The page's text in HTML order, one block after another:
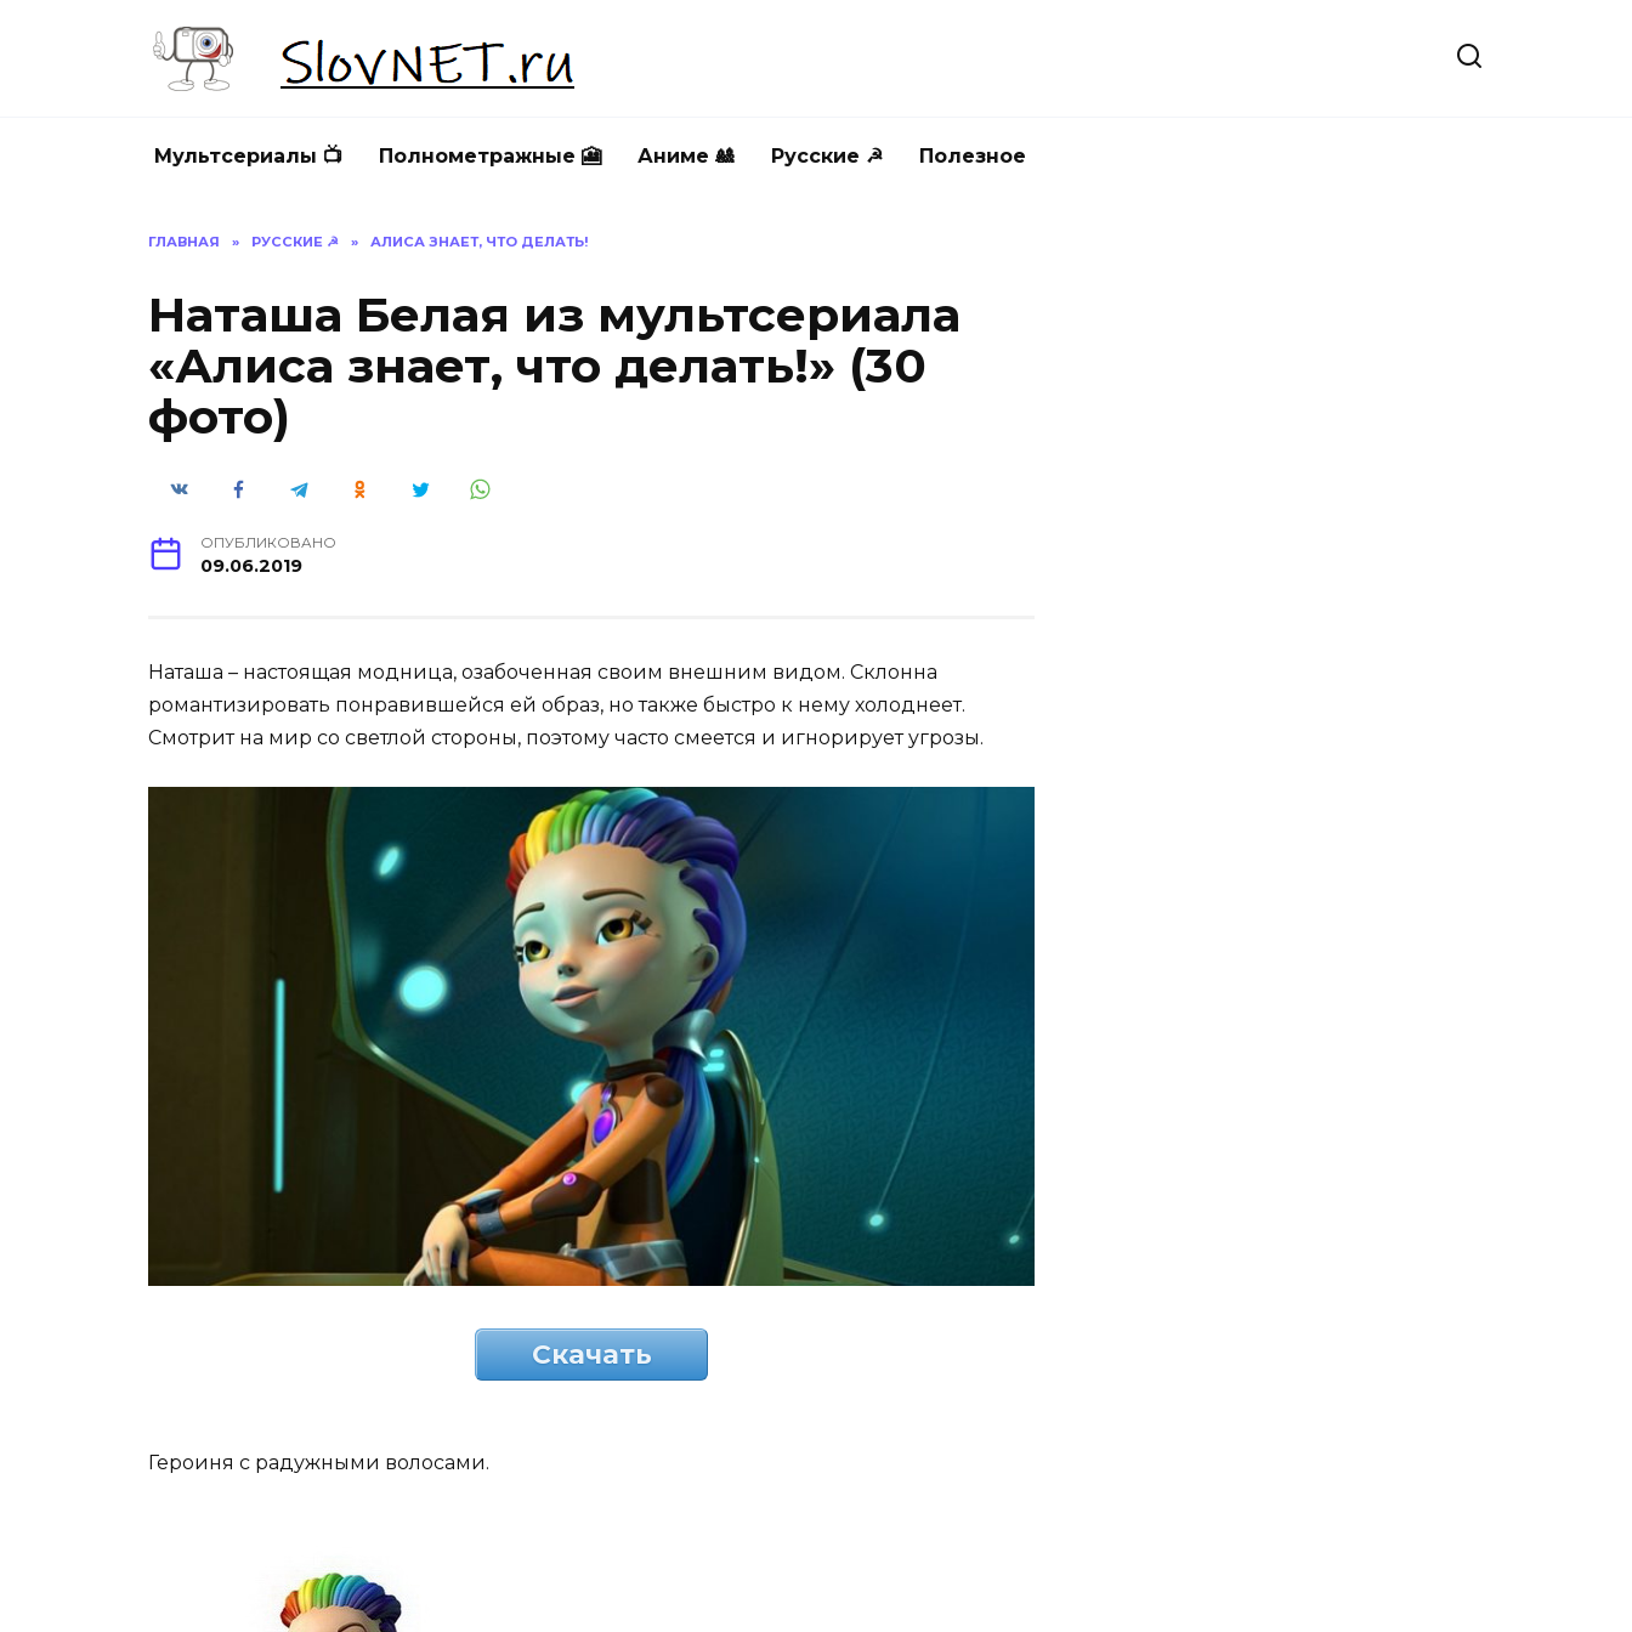
Мультсериалы 📺 Полнометражные 🎦 Аниме 🎎 Русские ☭ Полезное
ГЛАВНАЯ » РУССКИЕ ☭ » АЛИСА ЗНАЕТ, ЧТО ДЕЛАТЬ!
Наташа Белая из мультсериала
«Алиса знает, что делать!» (30
фото)
ОПУБЛИКОВАНО
09.06.2019
Наташа – настоящая модница, озабоченная своим внешним видом. Склонна
романтизировать понравившейся ей образ, но также быстро к нему холоднеет.
Смотрит на мир со светлой стороны, поэтому часто смеется и игнорирует угрозы.
Скачать
Героиня с радужными волосами.